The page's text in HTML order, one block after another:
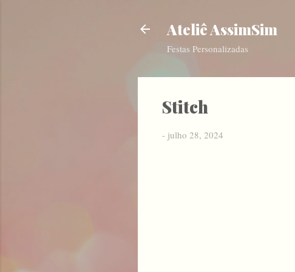
Ateliê AssimSim
Festas Personalizadas
Stitch
- julho 28, 2024